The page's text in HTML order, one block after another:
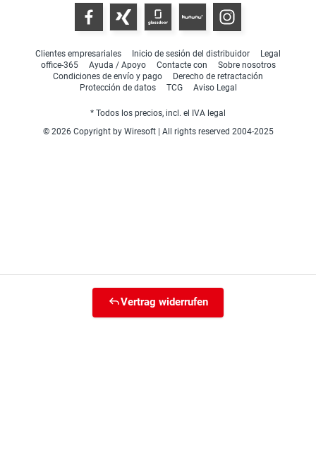
Clientes empresariales Inicio de sesión del distribuidor
Legal
office-365
Ayuda / Apoyo Contacte con
Sobre nosotros
Condiciones de envío y pago
Derecho de retractación
Protección de datos
TCG Aviso Legal
* Todos los precios, incl. el IVA legal
© 2026 Copyright by Wiresoft | All rights reserved 2004-2025
Vertrag widerrufen